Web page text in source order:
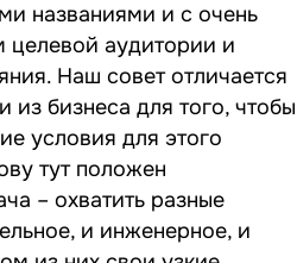
названиями и с очень
целевой аудитории и
Наш совет отличается
из бизнеса для того, чтобы
условия для этого
тут положен
– охватить разные
и инженерное, и